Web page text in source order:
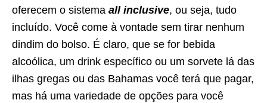
oferecem o sistema all inclusive, ou seja, tudo
incluído. Você come à vontade sem tirar nenhum
dindim do bolso. É claro, que se for bebida
alcoólica, um drink específico ou um sorvete lá das
ilhas gregas ou das Bahamas você terá que pagar,
mas há uma variedade de opções para você